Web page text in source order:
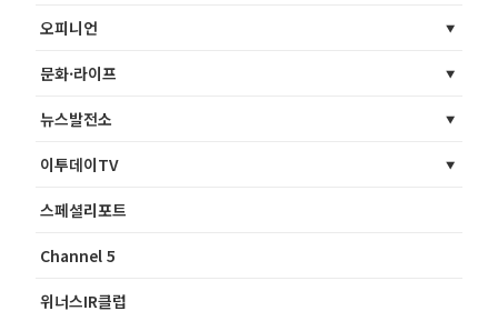
오피니언
문화·라이프
뉴스발전소
이투데이TV
스페셜리포트
Channel 5
위너스IR클럽